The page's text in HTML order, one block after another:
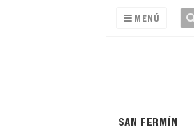
MENÚ
SAN FERMÍN